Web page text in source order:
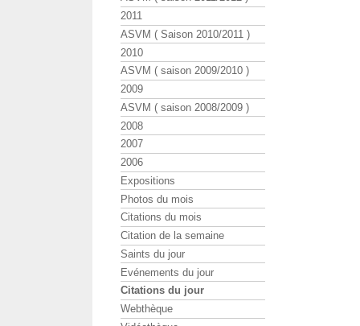
2011
ASVM ( Saison 2010/2011 )
2010
ASVM ( saison 2009/2010 )
2009
ASVM ( saison 2008/2009 )
2008
2007
2006
Expositions
Photos du mois
Citations du mois
Citation de la semaine
Saints du jour
Evénements du jour
Citations du jour
Webthèque